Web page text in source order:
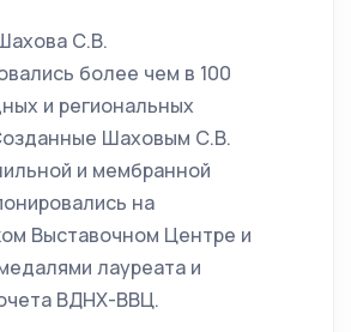
С.В.
более чем в 100
и региональных
Шаховым С.В.
и мембранной
на
Выставочном Центре и
лауреата и
ВДНХ-ВВЦ.